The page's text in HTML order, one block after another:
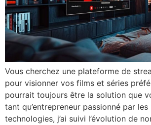
Vous cherchez une plateforme de
pour visionner vos films et séries
pourrait toujours être la solution que
tant qu’entrepreneur passionné par les
technologies, j’ai suivi l’évolution de